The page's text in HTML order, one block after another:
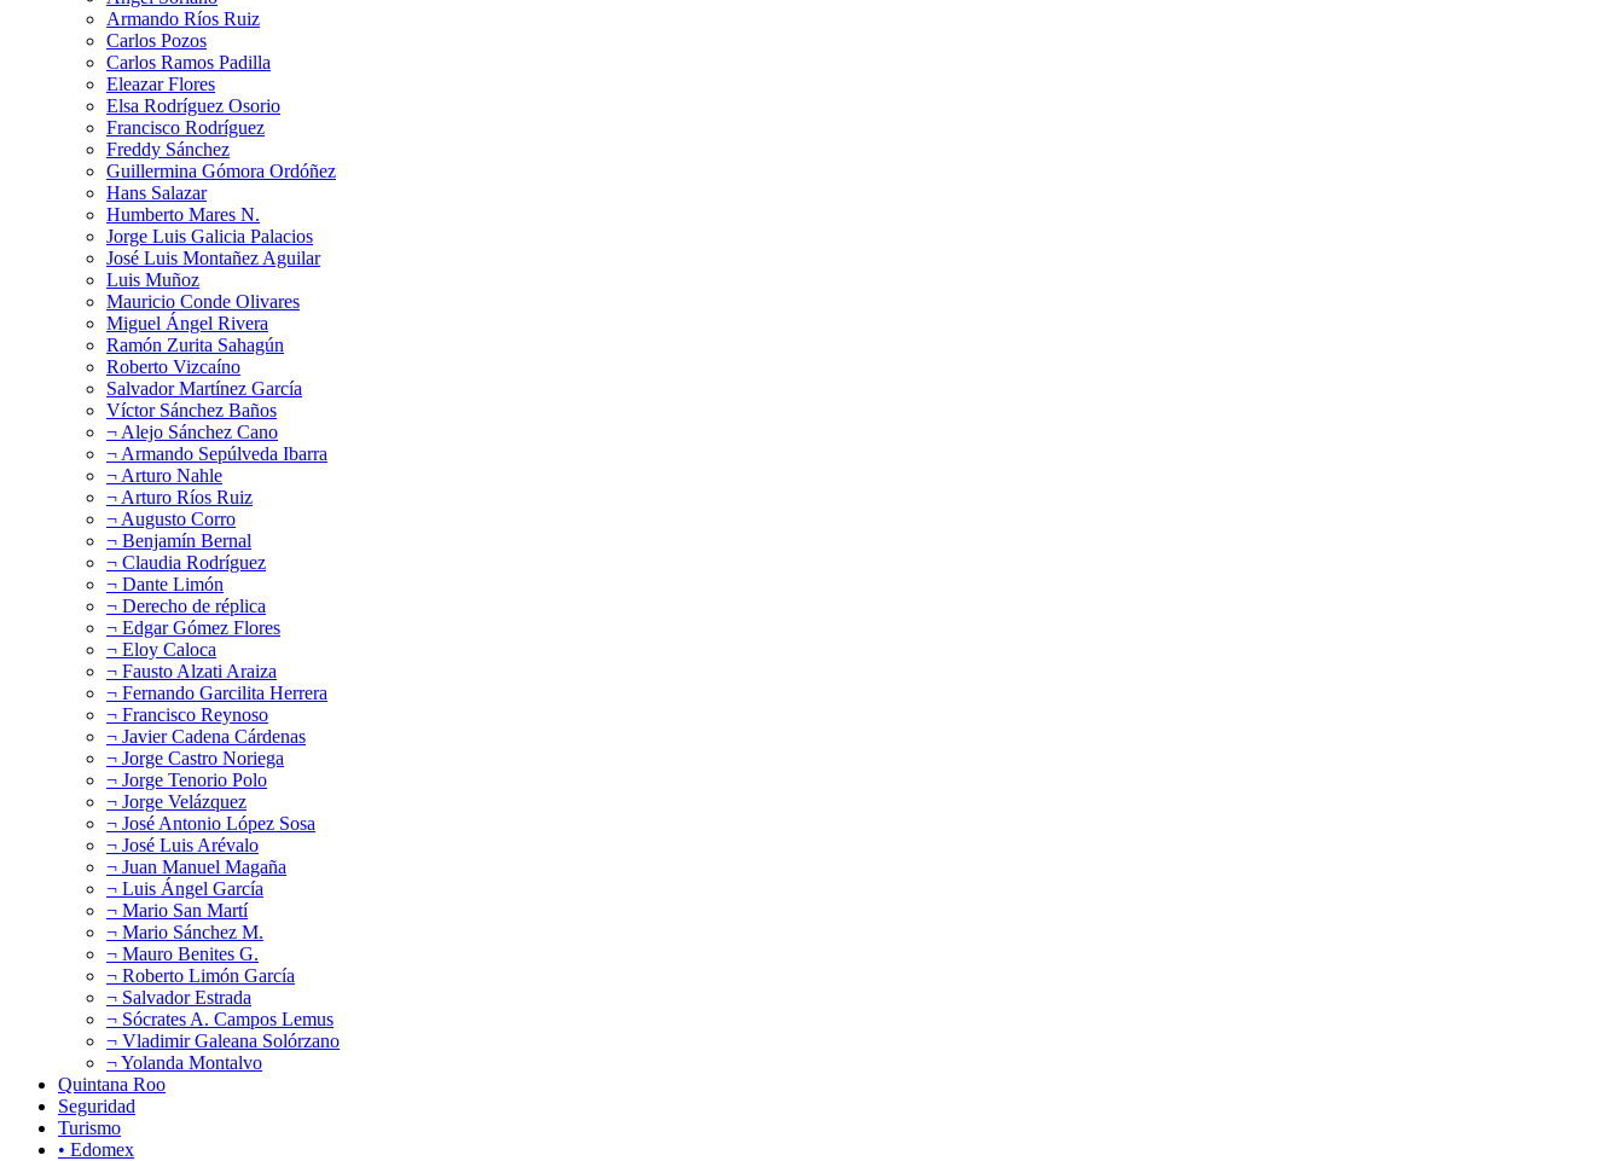
Armando Ríos Ruiz
Carlos Pozos
Carlos Ramos Padilla
Eleazar Flores
Elsa Rodríguez Osorio
Francisco Rodríguez
Freddy Sánchez
Guillermina Gómora Ordóñez
Hans Salazar
Humberto Mares N.
Jorge Luis Galicia Palacios
José Luis Montañez Aguilar
Luis Muñoz
Mauricio Conde Olivares
Miguel Ángel Rivera
Ramón Zurita Sahagún
Roberto Vizcaíno
Salvador Martínez García
Víctor Sánchez Baños
¬ Alejo Sánchez Cano
¬ Armando Sepúlveda Ibarra
¬ Arturo Nahle
¬ Arturo Ríos Ruiz
¬ Augusto Corro
¬ Benjamín Bernal
¬ Claudia Rodríguez
¬ Dante Limón
¬ Derecho de réplica
¬ Edgar Gómez Flores
¬ Eloy Caloca
¬ Fausto Alzati Araiza
¬ Fernando Garcilita Herrera
¬ Francisco Reynoso
¬ Javier Cadena Cárdenas
¬ Jorge Castro Noriega
¬ Jorge Tenorio Polo
¬ Jorge Velázquez
¬ José Antonio López Sosa
¬ José Luis Arévalo
¬ Juan Manuel Magaña
¬ Luis Ángel García
¬ Mario San Martí
¬ Mario Sánchez M.
¬ Mauro Benites G.
¬ Roberto Limón García
¬ Salvador Estrada
¬ Sócrates A. Campos Lemus
¬ Vladimir Galeana Solórzano
¬ Yolanda Montalvo
Quintana Roo
Seguridad
Turismo
• Edomex